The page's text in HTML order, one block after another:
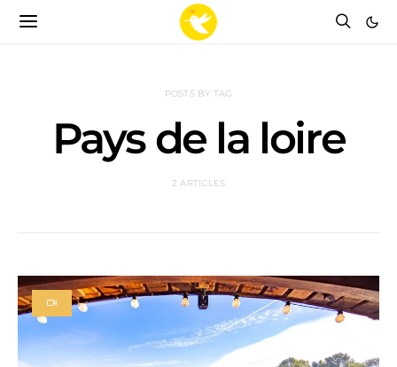
POSTS BY TAG
Pays de la loire
2 ARTICLES